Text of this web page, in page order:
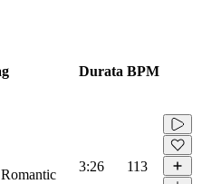
Durata BPM
3:26 113